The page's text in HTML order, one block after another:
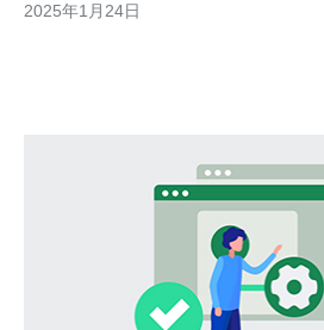
理服务器划分为多个虚拟服务器，每个
2025年1月24日